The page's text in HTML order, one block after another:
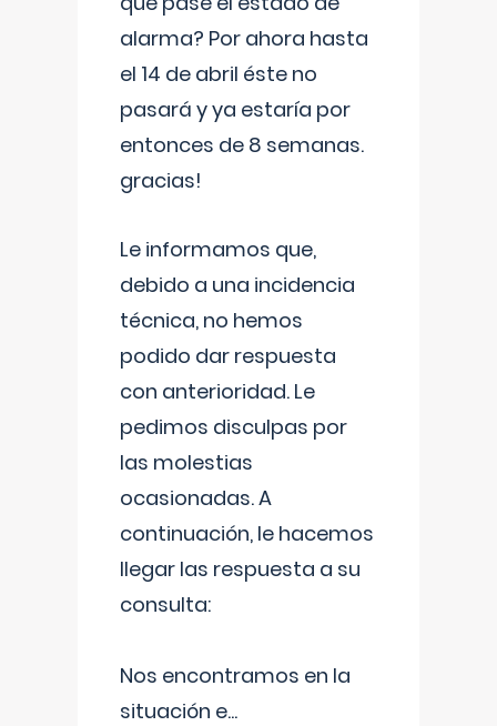
alarma? Por ahora hasta
el 14 de abril éste no
pasará y ya estaría por
entonces de 8 semanas.
gracias!
Le informamos que,
debido a una incidencia
técnica, no hemos
podido dar respuesta
con anterioridad. Le
pedimos disculpas por
las molestias
ocasionadas. A
continuación, le hacemos
llegar las respuesta a su
consulta:
Nos encontramos en la
situación e...